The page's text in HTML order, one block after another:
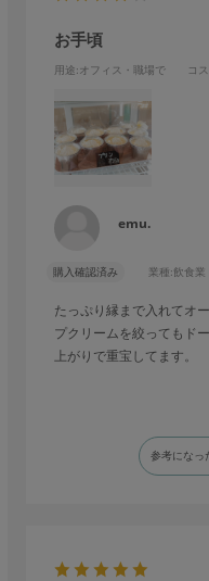
お手頃
用途:オフィス・職場で コ
emu.
購入確認済み 業種:飲食業
たっぷり縁まで入れてオ
プクリームを絞ってもド
上がりで重宝してます。
参考になっ